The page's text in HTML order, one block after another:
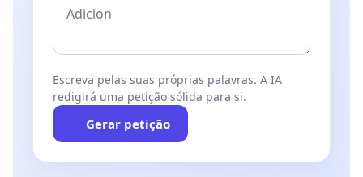
Escreva pelas suas próprias palavras. A IA
redigirá uma petição sólida para si.
Gerar petição